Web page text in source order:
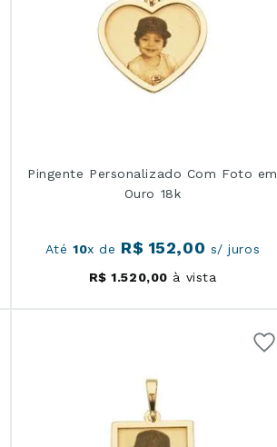
Pingente Personalizado Com Foto em
Ouro 18k
Até10x de R$ 152,00 s/ juros
R$ 1.520,00 à vista